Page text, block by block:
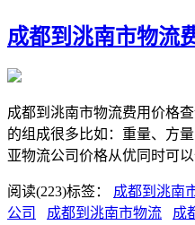
成都到洮南市物流
成都到洮南市物流费用价格
的组成很多比如：重量、方
亚物流公司价格从优同时可
阅读(223)标签： 成都到洮南
公司
成都到洮南市物流 成